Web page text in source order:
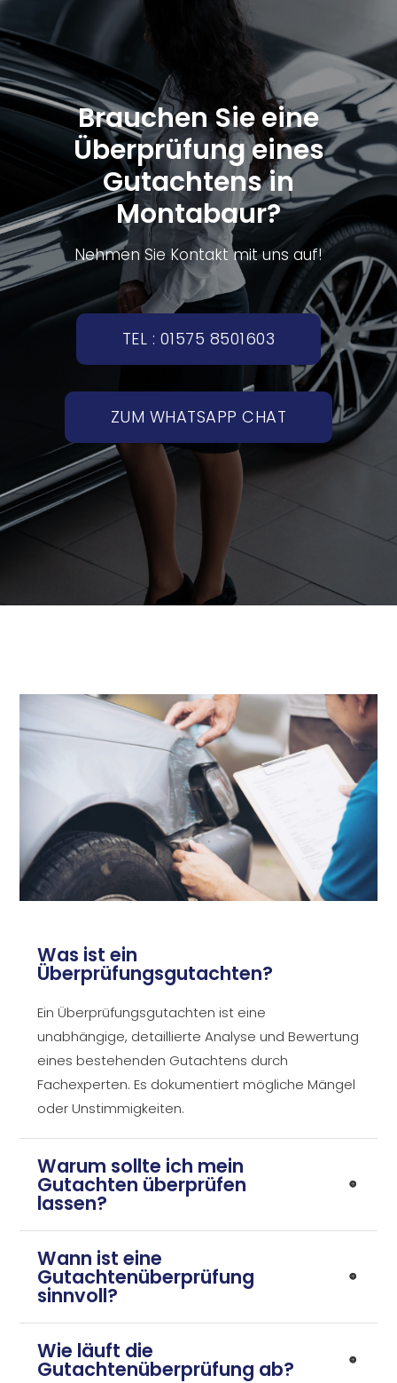
Brauchen Sie eine
Überprüfung eines
Gutachtens in
Montabaur?
Nehmen Sie Kontakt mit uns auf!
TEL : 01575 8501603
ZUM WHATSAPP CHAT
Was ist ein
Überprüfungsgutachten?
Ein Überprüfungsgutachten ist eine
unabhängige, detaillierte Analyse und Bewertung
eines bestehenden Gutachtens durch
Fachexperten. Es dokumentiert mögliche Mängel
oder Unstimmigkeiten.
Warum sollte ich mein
Gutachten überprüfen
lassen?
Wann ist eine
Gutachtenüberprüfung
sinnvoll?
Wie läuft die
Gutachtenüberprüfung ab?